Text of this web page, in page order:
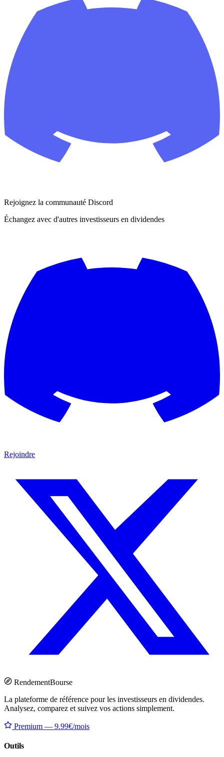
Rejoignez la communauté Discord
Échangez avec d'autres investisseurs en dividendes
Rejoindre
RendementBourse
La plateforme de référence pour les investisseurs en dividendes.
Analysez, comparez et suivez vos actions simplement.
Premium — 9.99€/mois
Outils